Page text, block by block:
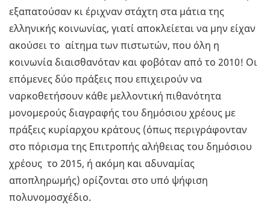
εξαπατούσαν κι έριχναν στάχτη στα μάτια της
ελληνικής κοινωνίας, γιατί αποκλείεται να μην είχαν
ακούσει το αίτημα των πιστωτών, που όλη η
κοινωνία διαισθανόταν και φοβόταν από το 2010! Οι
επόμενες δύο πράξεις που επιχειρούν να
ναρκοθετήσουν κάθε μελλοντική πιθανότητα
μονομερούς διαγραφής του δημόσιου χρέους με
πράξεις κυρίαρχου κράτους (όπως περιγράφονταν
στο πόρισμα της Επιτροπής αλήθειας του δημόσιου
χρέους το 2015, ή ακόμη και αδυναμίας
αποπληρωμής) ορίζονται στο υπό ψήφιση
πολυνομοσχέδιο.